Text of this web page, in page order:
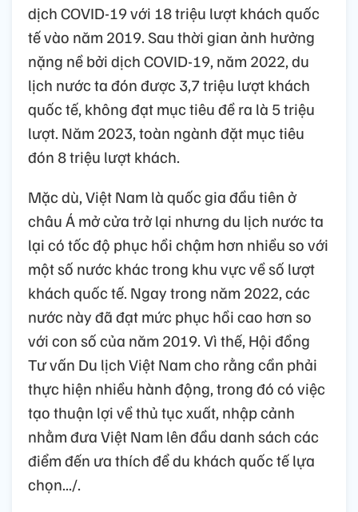
dịch COVID-19 với 18 triệu lượt khách quốc
tế vào năm 2019. Sau thời gian ảnh hưởng
nặng nề bởi dịch COVID-19, năm 2022, du
lịch nước ta đón được 3,7 triệu lượt khách
quốc tế, không đạt mục tiêu đề ra là 5 triệu
lượt. Năm 2023, toàn ngành đặt mục tiêu
đón 8 triệu lượt khách.
Mặc dù, Việt Nam là quốc gia đầu tiên ở
châu Á mở cửa trở lại nhưng du lịch nước ta
lại có tốc độ phục hồi chậm hơn nhiều so với
một số nước khác trong khu vực về số lượt
khách quốc tế. Ngay trong năm 2022, các
nước này đã đạt mức phục hồi cao hơn so
với con số của năm 2019. Vì thế, Hội đồng
Tư vấn Du lịch Việt Nam cho rằng cần phải
thực hiện nhiều hành động, trong đó có việc
tạo thuận lợi về thủ tục xuất, nhập cảnh
nhằm đưa Việt Nam lên đầu danh sách các
điểm đến ưa thích để du khách quốc tế lựa
chọn.../.